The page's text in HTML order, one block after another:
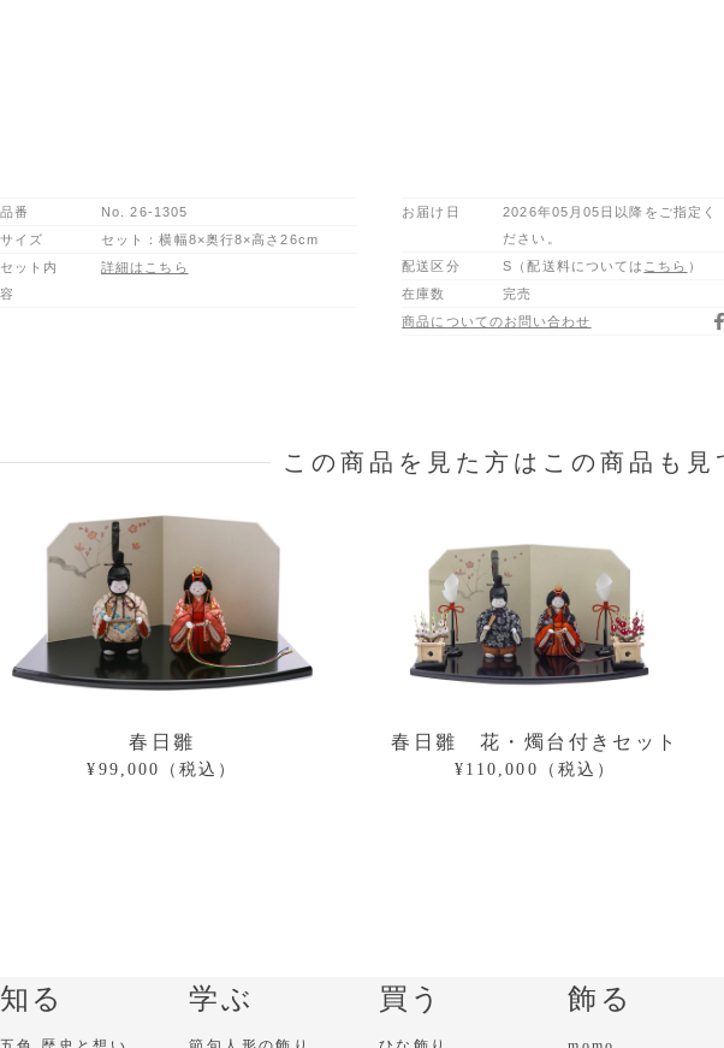
品番 No.26-1305
サイズ
セット：横幅8×奥行8×高さ26cm
セット内
容
詳細はこちら
お届け日
2026年05月05日以降をご指定く
ださい。
配送区分
S（配送料については こちら ）
在庫数
完売
商品についてのお問い合わせ
この商品を見た方はこの商品も見
春日雛
¥99,000（税込）
春日雛 花・燭台付きセット
¥110,000（税込）
知る 学ぶ 買う 飾る